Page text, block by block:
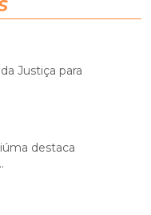
Justiça para
destaca